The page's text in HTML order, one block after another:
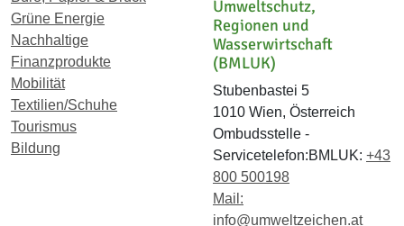
Grüne Energie
Nachhaltige
Finanzprodukte
Mobilität
Textilien/Schuhe
Tourismus
Bildung
Umweltschutz,
Regionen und
Wasserwirtschaft
(BMLUK)
Stubenbastei 5
1010 Wien, Österreich
Ombudsstelle -
Servicetelefon:BMLUK: +43
800 500198
Mail:
info@umweltzeichen.at